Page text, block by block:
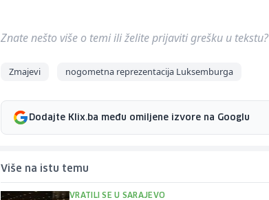
Znate nešto više o temi ili želite prijaviti grešku u tekstu?
Zmajevi nogometna reprezentacija Luksemburga
Dodajte Klix.ba među omiljene izvore na Googlu
Više na istu temu
VRATILI SE U SARAJEVO